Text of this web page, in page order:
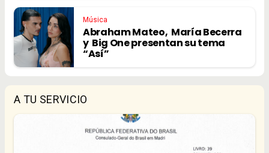
Música
Abraham Mateo, María Becerra
y Big One presentan su tema
“Así”
A TU SERVICIO